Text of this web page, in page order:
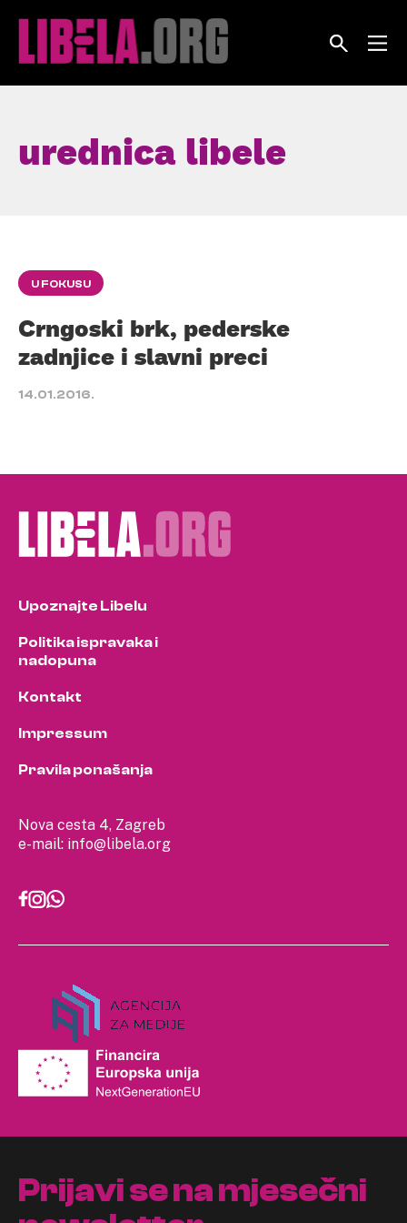
urednica libele
U FOKUSU
Crngoski brk, pederske
zadnjice i slavni preci
14.01.2016.
Nova cesta 4, Zagreb
e-mail: info@libela.org
Upoznajte Libelu
Politika ispravaka i
nadopuna
Kontakt
Impressum
Pravila ponašanja
Prijavi se na mjesečni